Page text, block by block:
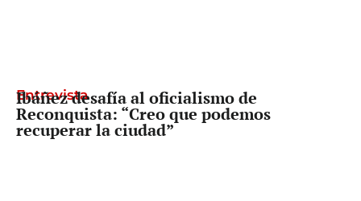
Entrevista
Ibáñez desafía al oficialismo de
Reconquista: “Creo que podemos
recuperar la ciudad”